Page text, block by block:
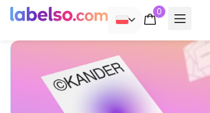
POLSKI
0